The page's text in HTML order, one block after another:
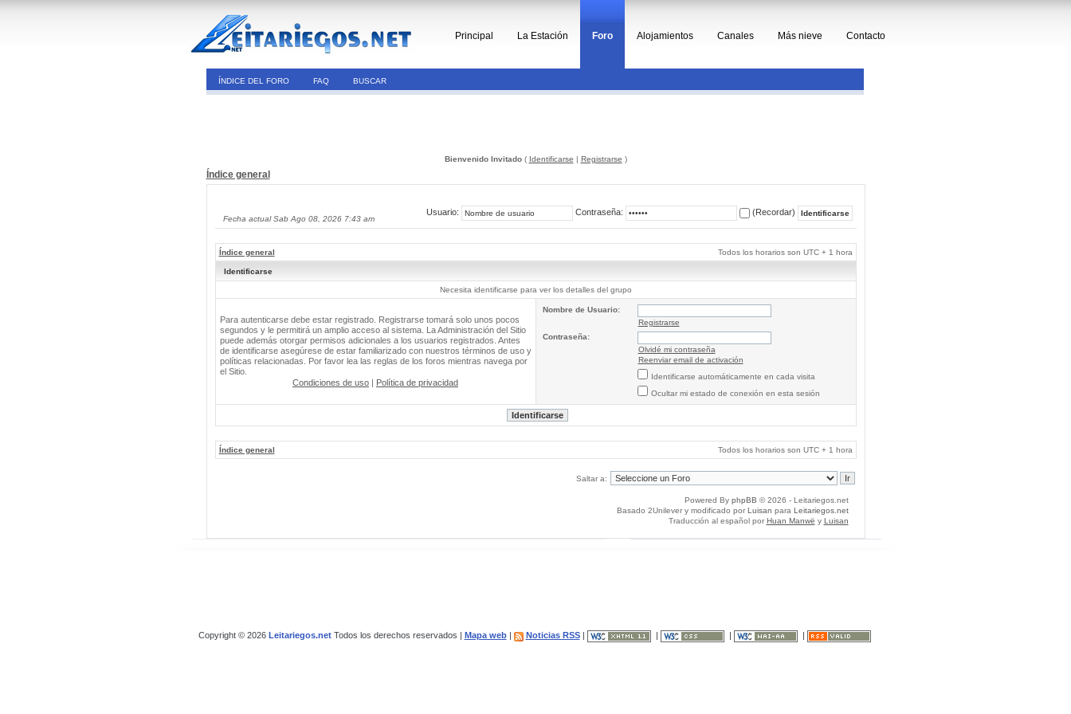
Principal La Estación Foro Alojamientos Canales Más nieve Contacto
ÍNDICE DEL FORO FAQ BUSCAR
Bienvenido Invitado( Identificarse | Registrarse )
Índice general
Fecha actual Sab Ago 08, 2026 7:43 am
Usuario: Contraseña: (Recordar)
Índice general Todos los horarios son UTC + 1 hora
Identificarse
Necesita identificarse para ver los detalles del grupo
Para autenticarse debe estar registrado. Registrarse tomará solo unos pocos
segundos y le permitirá un amplio acceso al sistema. La Administración del Sitio
puede además otorgar permisos adicionales a los usuarios registrados. Antes
de identificarse asegúrese de estar familiarizado con nuestros términos de uso y
políticas relacionadas. Por favor lea las reglas de los foros mientras navega por
el Sitio.
Condiciones de uso | Política de privacidad
Nombre de Usuario:
Registrarse
Contraseña:
Olvidé mi contraseña
Reenviar email de activación
Identificarse automáticamente en cada visita
Ocultar mi estado de conexión en esta sesión
Índice general Todos los horarios son UTC + 1 hora
Saltar a:
Powered By phpBB © 2026 - Leitariegos.net
Basado 2Unilever y modificado por Luisan para Leitariegos.net
Traducción al español por Huan Manwë y Luisan
Copyright © 2026 Leitariegos.netTodos los derechos reservados | Mapa web| Noticias RSS|